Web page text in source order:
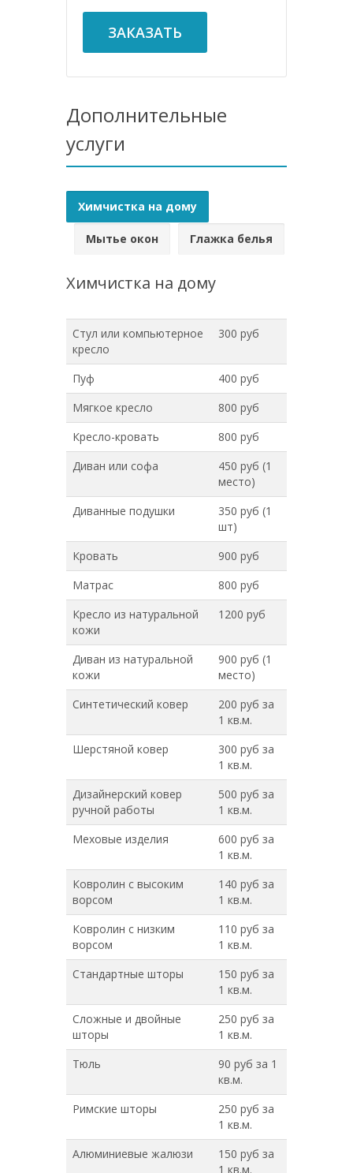
ЗАКАЗАТЬ
Дополнительные
услуги
Химчистка на дому
Мытье окон Глажка белья
Химчистка на дому
Стул или компьютерное
кресло
300 руб
Пуф
400 руб
Мягкое кресло
800 руб
Кресло-кровать
800 руб
Диван или софа
450 руб (1
место)
Диванные подушки
350 руб (1
шт)
Кровать
900 руб
Матрас
800 руб
Кресло из натуральной
кожи
1200 руб
Диван из натуральной
кожи
900 руб (1
место)
Синтетический ковер
200 руб за
1 кв.м.
Шерстяной ковер
300 руб за
1 кв.м.
Дизайнерский ковер
ручной работы
500 руб за
1 кв.м.
Меховые изделия
600 руб за
1 кв.м.
Ковролин с высоким
ворсом
140 руб за
1 кв.м.
Ковролин с низким
ворсом
110 руб за
1 кв.м.
Стандартные шторы
150 руб за
1 кв.м.
Сложные и двойные
шторы
250 руб за
1 кв.м.
Тюль
90 руб за 1
кв.м.
Римские шторы
250 руб за
1 кв.м.
Алюминиевые жалюзи
150 руб за
1 кв.м.